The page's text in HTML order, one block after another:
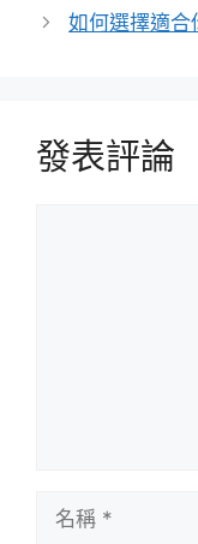
如何選擇適合
發表評論